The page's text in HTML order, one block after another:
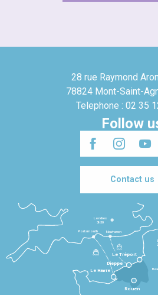
28 rue Raymond
78824 Mont-Saint-
Telephone : 02 35
Follow
Contact us
Le Havre
Dieppe
Le Tréport
Londres
3h30
Newhaven
Portsmouth
Rouen